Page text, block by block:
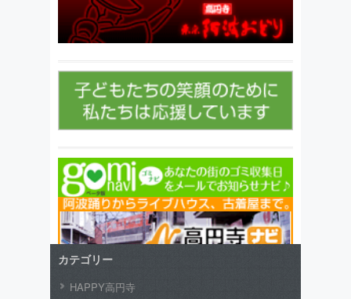
カテゴリー
HAPPY高円寺